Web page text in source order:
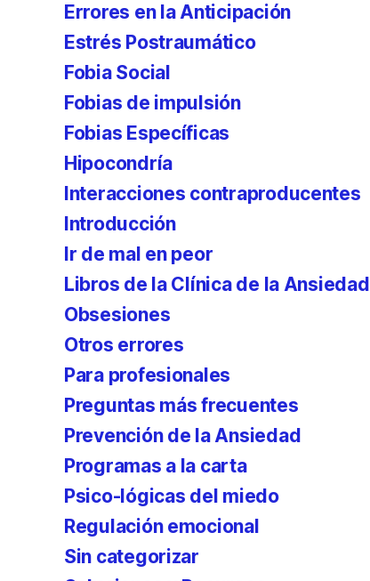
Errores en la Anticipación
Estrés Postraumático
Fobia Social
Fobias de impulsión
Fobias Específicas
Hipocondría
Interacciones contraproducentes
Introducción
Ir de mal en peor
Libros de la Clínica de la Ansiedad
Obsesiones
Otros errores
Para profesionales
Preguntas más frecuentes
Prevención de la Ansiedad
Programas a la carta
Psico-lógicas del miedo
Regulación emocional
Sin categorizar